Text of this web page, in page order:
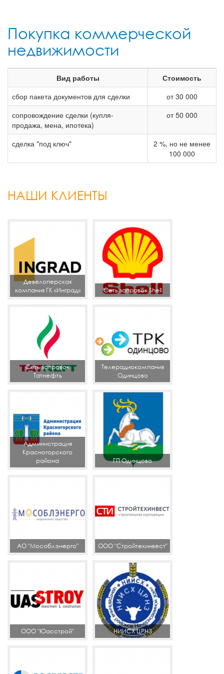
ОКТАНТ -
Покупка коммерческой
недвижимости
Вид работы
Стоимость
сбор пакета документов для сделки
от 30 000
сопровождение сделки (купля-
продажа, мена, ипотека)
от 50 000
сделка "под ключ"
2 %, но не менее
100 000
НАШИ КЛИЕНТЫ
Девелоперская
компания ГК «Инград»
Сеть заправок Shell
Сеть заправок
Татнефть
Телерадиокомпания
Одинцово
Администрация
Красногорского
района
ГП Одинцово
АО "Мособлэнерго" ООО "Стройтехинвест"
ООО "Юасстрой" НИИСХ ЦРНЗ